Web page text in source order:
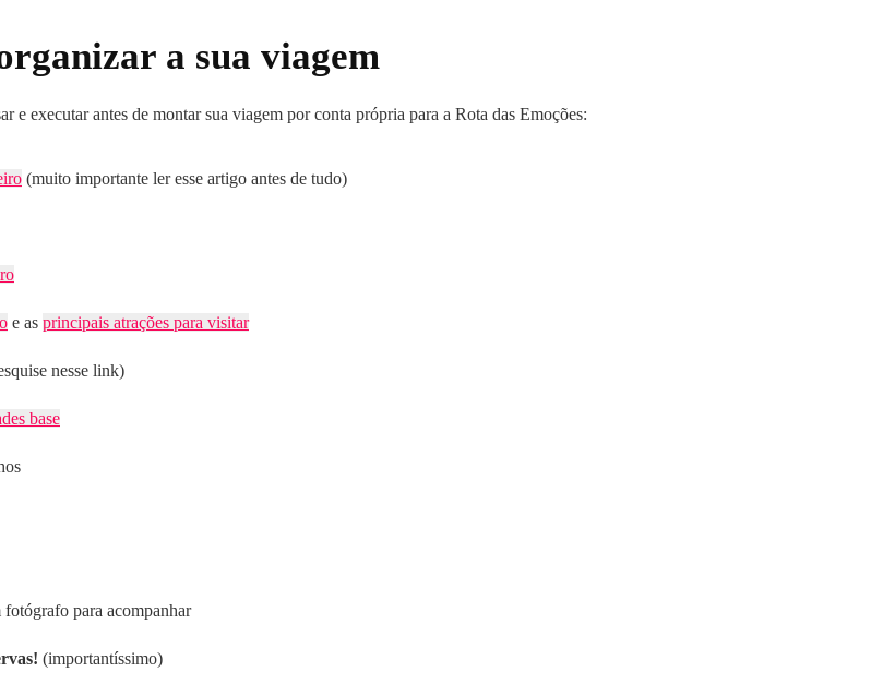
a sua viagem
e executar antes de montar sua viagem por conta própria para a Rota das Emoções:
(muito importante ler esse artigo antes de tudo)
e as principais atrações para visitar
nesse link)
base
para acompanhar
(importantíssimo)